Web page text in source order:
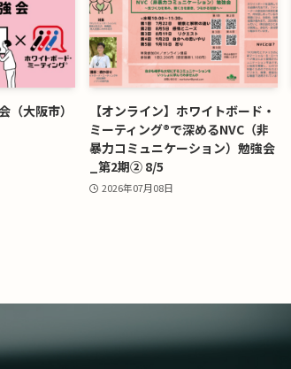
（大阪市）
【オンライン】ホワイトボード・
ミーティング®で深めるNVC（非
暴力コミュニケーション）勉強会
_第2期② 8/5
2026年07月08日